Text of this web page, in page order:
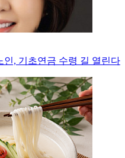
인, 기초연금 수령 길 열린다